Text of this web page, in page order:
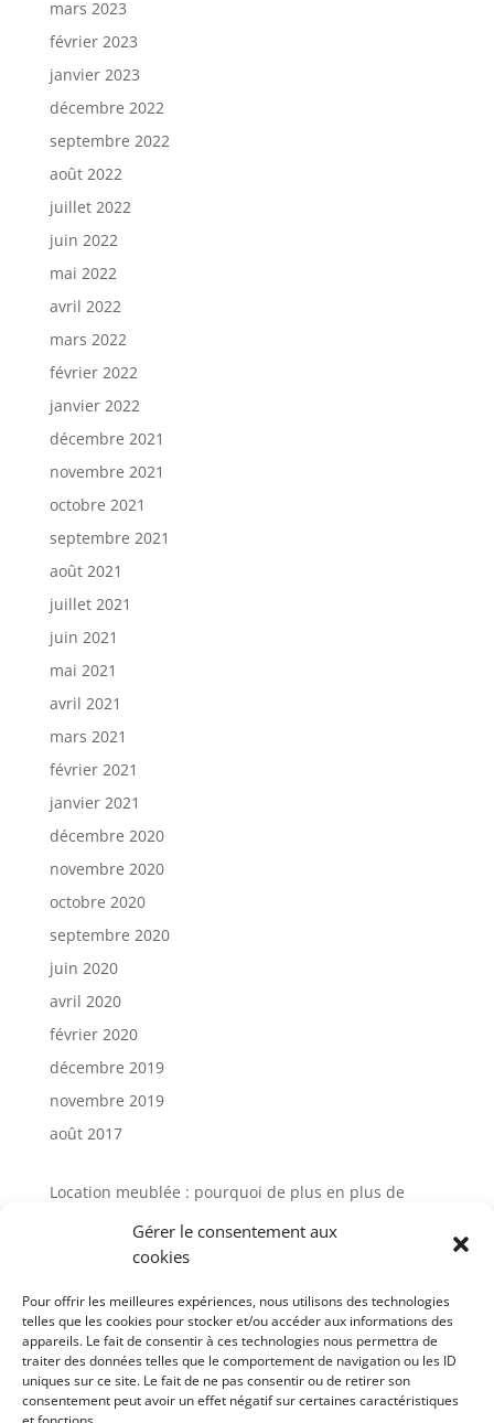
Gérer le consentement aux
cookies
Pour offrir les meilleures expériences, nous utilisons des technologies
telles que les cookies pour stocker et/ou accéder aux informations des
appareils. Le fait de consentir à ces technologies nous permettra de
traiter des données telles que le comportement de navigation ou les ID
uniques sur ce site. Le fait de ne pas consentir ou de retirer son
consentement peut avoir un effet négatif sur certaines caractéristiques
mars 2023
février 2023
janvier 2023
décembre 2022
septembre 2022
août 2022
juillet 2022
juin 2022
mai 2022
avril 2022
mars 2022
février 2022
janvier 2022
décembre 2021
novembre 2021
octobre 2021
septembre 2021
août 2021
juillet 2021
juin 2021
mai 2021
avril 2021
mars 2021
février 2021
janvier 2021
décembre 2020
novembre 2020
octobre 2020
septembre 2020
juin 2020
avril 2020
février 2020
décembre 2019
novembre 2019
août 2017
Location meublée : pourquoi de plus en plus de
Avis Cocktail Scandinave : comment
l’expérience d’achat mobilier
Gestion locative meublée à Paris : avis et solutions
pour sécuriser votre investissement
Gestion de meuble en entreprise : un levier
stratégique sous-estimé